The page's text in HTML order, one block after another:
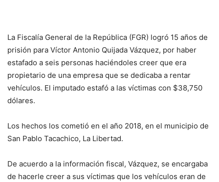
La Fiscalía General de la República (FGR) logró 15 años de
prisión para Víctor Antonio Quijada Vázquez, por haber
estafado a seis personas haciéndoles creer que era
propietario de una empresa que se dedicaba a rentar
vehículos. El imputado estafó a las víctimas con $38,750
dólares.
Los hechos los cometió en el año 2018, en el municipio de
San Pablo Tacachico, La Libertad.
De acuerdo a la información fiscal, Vázquez, se encargaba
de hacerle creer a sus víctimas que los vehículos eran de